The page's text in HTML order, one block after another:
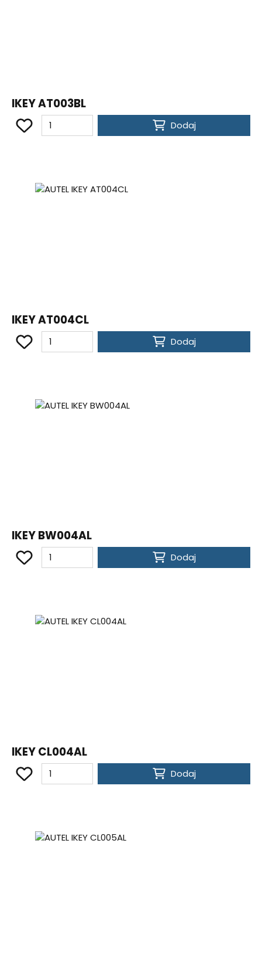
IKEY AT003BL
Dodaj
IKEY AT004CL
Dodaj
IKEY BW004AL
Dodaj
IKEY CL004AL
Dodaj